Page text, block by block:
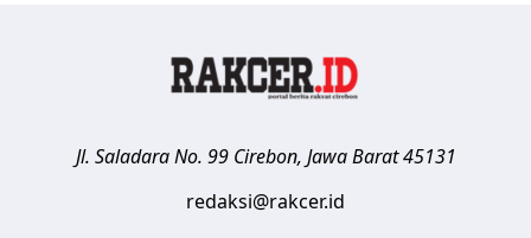
Jl. Saladara No. 99 Cirebon, Jawa Barat 45131
redaksi@rakcer.id